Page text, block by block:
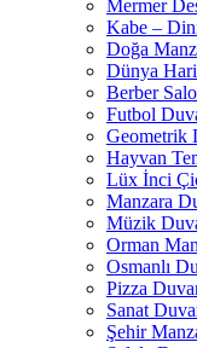
Mermer
Kabe –
Doğa
Dünya
Berber
Futbol
Geometrik
Hayvan
Lüx İnci
Manzara
Müzik
Orman
Osmanlı
Pizza
Sanat
Şehir